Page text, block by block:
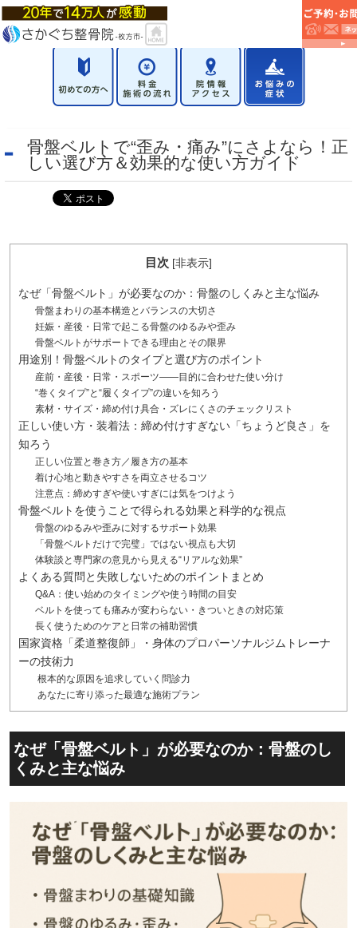
骨盤ベルトで“歪み・痛み”にさよなら！正
しい選び方＆効果的な使い方ガイド
目次 [非表示]
なぜ「骨盤ベルト」が必要なのか：骨盤のしくみと主な悩み
骨盤まわりの基本構造とバランスの大切さ
妊娠・産後・日常で起こる骨盤のゆるみや歪み
骨盤ベルトがサポートできる理由とその限界
用途別！骨盤ベルトのタイプと選び方のポイント
産前・産後・日常・スポーツ――目的に合わせた使い分け
“巻くタイプ”と“履くタイプ”の違いを知ろう
素材・サイズ・締め付け具合・ズレにくさのチェックリスト
正しい使い方・装着法：締め付けすぎない「ちょうど良さ」を
知ろう
正しい位置と巻き方／履き方の基本
着け心地と動きやすさを両立させるコツ
注意点：締めすぎや使いすぎには気をつけよう
骨盤ベルトを使うことで得られる効果と科学的な視点
骨盤のゆるみや歪みに対するサポート効果
「骨盤ベルトだけで完璧」ではない視点も大切
体験談と専門家の意見から見える“リアルな効果”
よくある質問と失敗しないためのポイントまとめ
Q&A：使い始めのタイミングや使う時間の目安
ベルトを使っても痛みが変わらない・きついときの対応策
長く使うためのケアと日常の補助習慣
国家資格「柔道整復師」・身体のプロパーソナルジムトレーナ
ーの技術力
根本的な原因を追求していく問診力
あなたに寄り添った最適な施術プラン
なぜ「骨盤ベルト」が必要なのか：骨盤のし
くみと主な悩み